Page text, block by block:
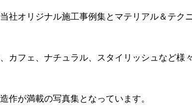
オリジナル施工事例集とマテリアル＆テク
フェ、ナチュラル、スタイリッシュなど様
作が満載の写真集となっています。